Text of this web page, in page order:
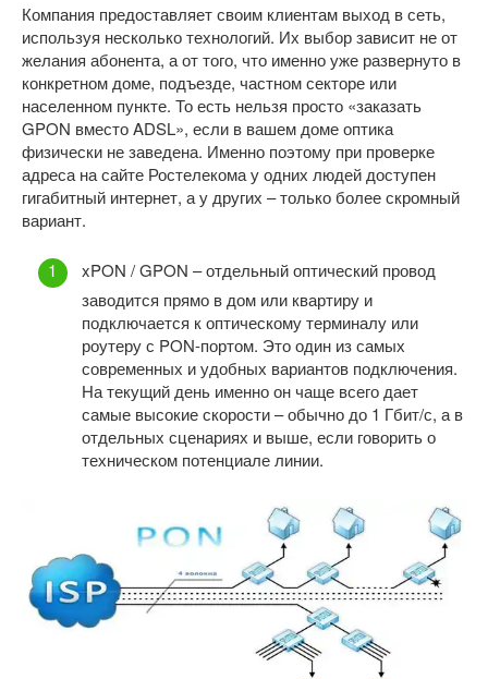
Компания предоставляет своим клиентам выход в сеть,
используя несколько технологий. Их выбор зависит не от
желания абонента, а от того, что именно уже развернуто в
конкретном доме, подъезде, частном секторе или
населенном пункте. То есть нельзя просто «заказать
GPON вместо ADSL», если в вашем доме оптика
физически не заведена. Именно поэтому при проверке
адреса на сайте Ростелекома у одних людей доступен
гигабитный интернет, а у других – только более скромный
вариант.
xPON / GPON – отдельный оптический провод
заводится прямо в дом или квартиру и
подключается к оптическому терминалу или
роутеру с PON-портом. Это один из самых
современных и удобных вариантов подключения.
На текущий день именно он чаще всего дает
самые высокие скорости – обычно до 1 Гбит/с, а в
отдельных сценариях и выше, если говорить о
техническом потенциале линии.